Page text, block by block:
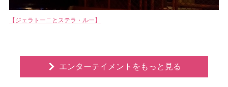
【ジェラトーニとステラ・ルー】
エンターテイメントをもっと見る